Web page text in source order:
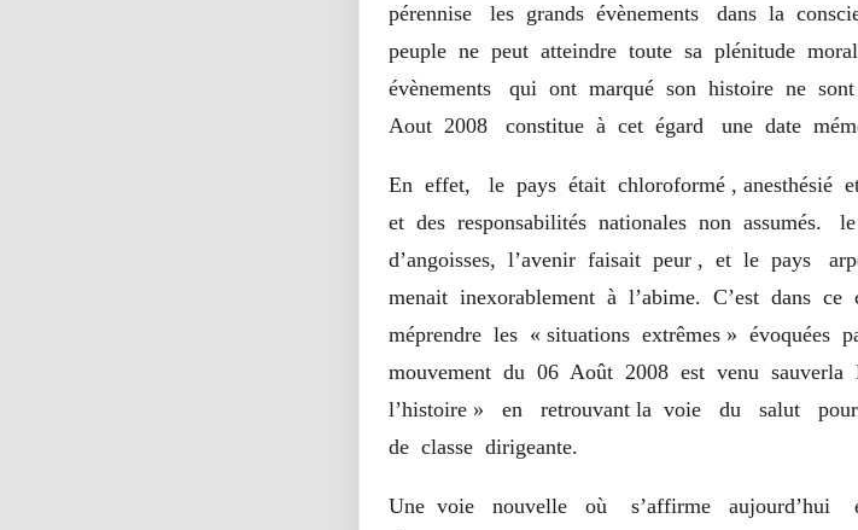
pérennise les grands évènements dans la
peuple ne peut atteindre toute sa plénitude
évènements qui ont marqué son histoire ne
Aout 2008 constitue à cet égard une date
En effet, le pays était chloroformé , anesthésié
et des responsabilités nationales non assumés.
d’angoisses, l’avenir faisait peur , et le pays
menait inexorablement à l’abime. C’est dans
méprendre les « situations extrêmes »
mouvement du 06 Août 2008 est venu
l’histoire » en retrouvant la voie du salut pour
de classe dirigeante.
Une voie nouvelle où s’affirme aujourd’hui